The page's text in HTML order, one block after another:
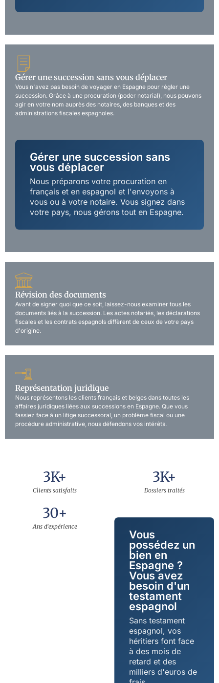
Gérer une succession sans vous déplacer
Vous n'avez pas besoin de voyager en Espagne pour régler une
succession. Grâce à une procuration (poder notarial), nous pouvons
agir en votre nom auprès des notaires, des banques et des
administrations fiscales espagnoles.
Gérer une succession sans
vous déplacer
Nous préparons votre procuration en
français et en espagnol et l'envoyons à
vous ou à votre notaire. Vous signez dans
votre pays, nous gérons tout en Espagne.
Révision des documents
Avant de signer quoi que ce soit, laissez-nous examiner tous les
documents liés à la succession. Les actes notariés, les déclarations
fiscales et les contrats espagnols diffèrent de ceux de votre pays
d'origine.
Représentation juridique
Nous représentons les clients français et belges dans toutes les
affaires juridiques liées aux successions en Espagne. Que vous
fassiez face à un litige successoral, un problème fiscal ou une
procédure administrative, nous défendons vos intérêts.
Clients satisfaits
3K+
Dossiers traités
3K+
Ans d'expérience
30+
Vous
possédez un
bien en
Espagne ?
Vous avez
besoin d'un
testament
espagnol
Sans testament
espagnol, vos
héritiers font face
à des mois de
retard et des
milliers d'euros de